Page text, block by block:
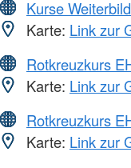
Kurse
Karte: Link zur
Rotkreuzkurs
Karte: Link zur
Rotkreuzkurs
Karte: Link zur